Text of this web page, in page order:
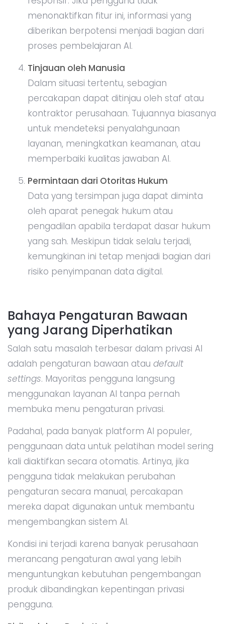
menonaktifkan fitur ini, informasi yang
diberikan berpotensi menjadi bagian dari
proses pembelajaran AI.
Tinjauan oleh Manusia
Dalam situasi tertentu, sebagian
percakapan dapat ditinjau oleh staf atau
kontraktor perusahaan. Tujuannya biasanya
untuk mendeteksi penyalahgunaan
layanan, meningkatkan keamanan, atau
memperbaiki kualitas jawaban AI.
Permintaan dari Otoritas Hukum
Data yang tersimpan juga dapat diminta
oleh aparat penegak hukum atau
pengadilan apabila terdapat dasar hukum
yang sah. Meskipun tidak selalu terjadi,
kemungkinan ini tetap menjadi bagian dari
risiko penyimpanan data digital.
Bahaya Pengaturan Bawaan
yang Jarang Diperhatikan
Salah satu masalah terbesar dalam privasi AI
adalah pengaturan bawaan atau default
settings. Mayoritas pengguna langsung
menggunakan layanan AI tanpa pernah
membuka menu pengaturan privasi.
Padahal, pada banyak platform AI populer,
penggunaan data untuk pelatihan model sering
kali diaktifkan secara otomatis. Artinya, jika
pengguna tidak melakukan perubahan
pengaturan secara manual, percakapan
mereka dapat digunakan untuk membantu
mengembangkan sistem AI.
Kondisi ini terjadi karena banyak perusahaan
merancang pengaturan awal yang lebih
menguntungkan kebutuhan pengembangan
produk dibandingkan kepentingan privasi
pengguna.